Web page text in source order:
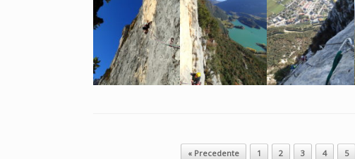
« Precedente 1 2 3 4 5